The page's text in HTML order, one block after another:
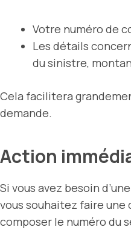
Votre numéro de
Les détails
du sinistre,
Cela facilitera
demande.
Action
Si vous avez besoin
vous souhaitez faire une
composer le numéro du